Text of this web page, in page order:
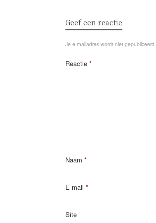
Geef een reactie
Je e-mailadres wordt niet gepubliceerd.
Reactie *
Naam *
E-mail *
Site